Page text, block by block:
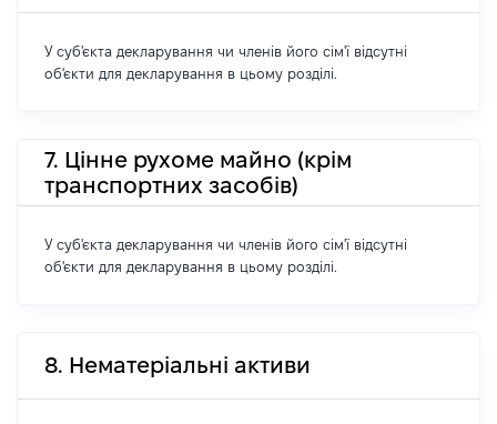
У суб'єкта декларування чи членів його сім'ї відсутні
об'єкти для декларування в цьому розділі.
7. Цінне рухоме майно (крім
транспортних засобів)
У суб'єкта декларування чи членів його сім'ї відсутні
об'єкти для декларування в цьому розділі.
8. Нематеріальні активи